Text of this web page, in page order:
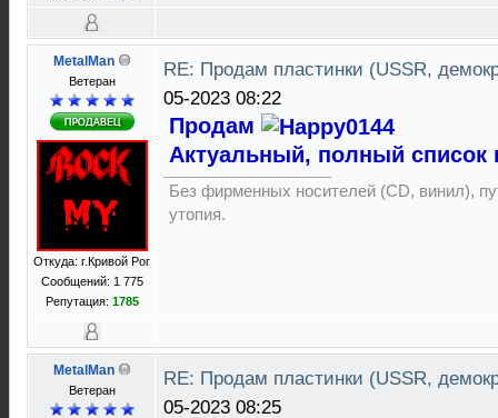
MetalMan
Ветеран
Откуда: г.Кривой Рог
Сообщений: 1 775
Репутация: 1785
RE: Продам пластинки (USSR,
05-2023 08:22
Продам
Актуальный, полный список
Без фирменных носителей (CD, винил),
утопия.
MetalMan
Ветеран
RE: Продам пластинки (USSR,
05-2023 08:25